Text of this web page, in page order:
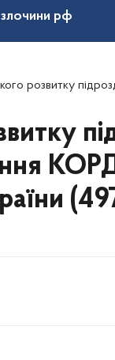
злочини рф
поліції особливого призначення КОРД